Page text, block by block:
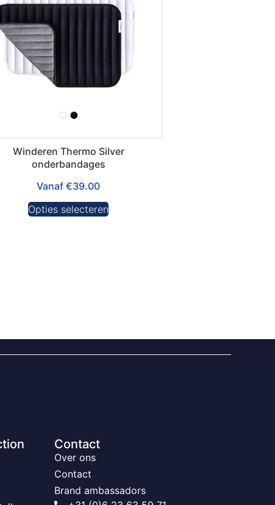
Winderen Thermo Silver
onderbandages
Vanaf€39.00
Opties selecteren
Contact
Over ons
Contact
Brand ambassadors